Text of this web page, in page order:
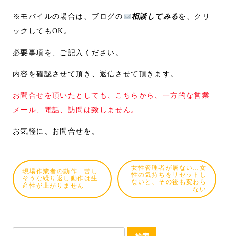
※モバイルの場合は、ブログの 相談してみるを、クリ
ックしてもOK。
必要事項を、ご記入ください。
内容を確認させて頂き、返信させて頂きます。
お問合せを頂いたとしても、こちらから、一方的な営業
メール、電話、訪問は致しません。
お気軽に、お問合せを。
現場作業者の動作…苦し
そうな繰り返し動作は生
産性が上がりません
女性管理者が居ない…女
性の気持ちをリセットし
ないと、その後も変わら
ない
検